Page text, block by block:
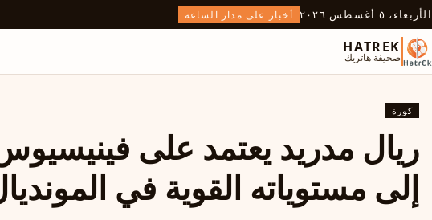
الأربعاء، ٥ أغسطس ٢٠٢٦ أخبار على مدار الساعة
HATREK
صحيفة هاتريك
كورة
ريال مدريد يعتمد على
إلى مستوياته القوية في